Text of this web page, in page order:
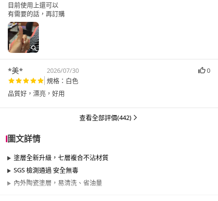
目前使用上還可以
有需要的話，再訂購
*美* 2026/07/30
0
規格：白色
品質好，漂亮，好用
查看全部評價(442)
圖文詳情
塗層全新升級，七層複合不沾材質
SGS 檢測通過 安全無毒
內外陶瓷塗層，易清洗、省油量